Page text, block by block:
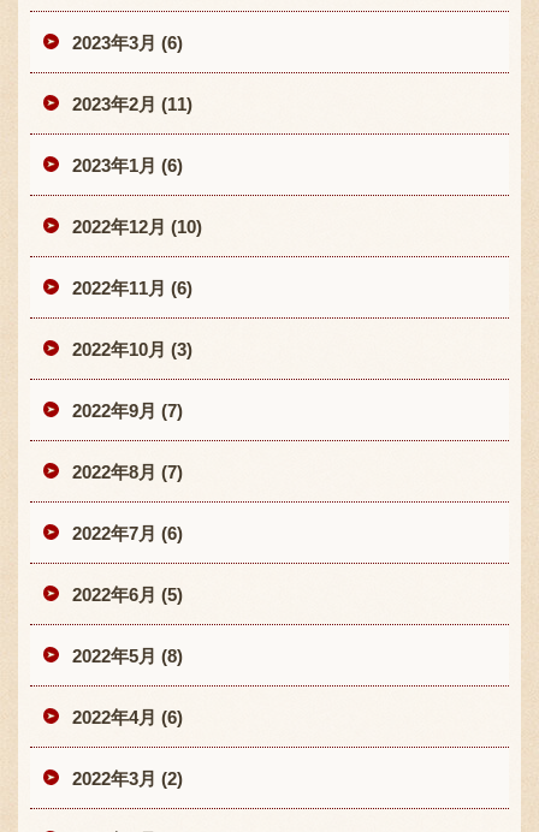
2023年3月 (6)
2023年2月 (11)
2023年1月 (6)
2022年12月 (10)
2022年11月 (6)
2022年10月 (3)
2022年9月 (7)
2022年8月 (7)
2022年7月 (6)
2022年6月 (5)
2022年5月 (8)
2022年4月 (6)
2022年3月 (2)